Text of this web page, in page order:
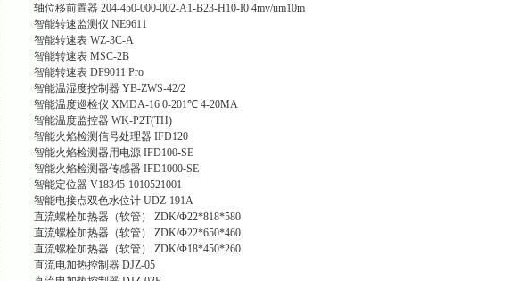
轴位移前置器 204-450-000-002-A1-B23-H10-I0 4mv/um10m
智能转速监测仪 NE9611
智能转速表 WZ-3C-A
智能转速表 MSC-2B
智能转速表 DF9011 Pro
智能温湿度控制器 YB-ZWS-42/2
智能温度巡检仪 XMDA-16 0-201℃ 4-20MA
智能温度监控器 WK-P2T(TH)
智能火焰检测信号处理器 IFD120
智能火焰检测器用电源 IFD100-SE
智能火焰检测器传感器 IFD1000-SE
智能定位器 V18345-1010521001
智能电接点双色水位计 UDZ-191A
直流螺栓加热器（软管）
ZDK/Φ22*818*580
直流螺栓加热器（软管）
ZDK/Φ22*650*460
直流螺栓加热器（软管）
ZDK/Φ18*450*260
直流电加热控制器 DJZ-05